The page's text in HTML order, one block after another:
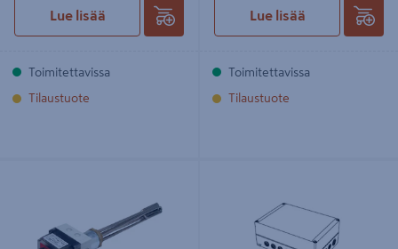
Lue lisää
Toimitettavissa
Tilaustuote
Lue lisää
Toimitettavissa
Tilaustuote